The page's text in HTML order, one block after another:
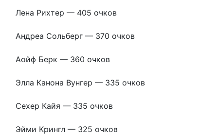
Лена Рихтер — 405 очков
Андреа Сольберг — 370 очков
Аойф Берк — 360 очков
Элла Канона Вунгер — 335 очков
Сехер Кайя — 335 очков
Эйми Крингл — 325 очков